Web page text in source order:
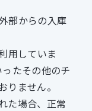
部からの入庫
用していま
たその他のチ
りません。
た場合、正常